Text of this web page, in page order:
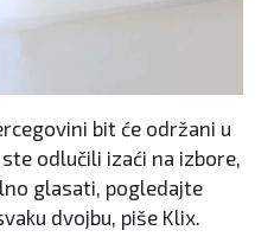
bit će održani u
odlučili izaći na izbore,
glasati, pogledajte
dvojbu, piše Klix.